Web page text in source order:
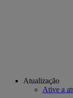
Atualização
Ative a